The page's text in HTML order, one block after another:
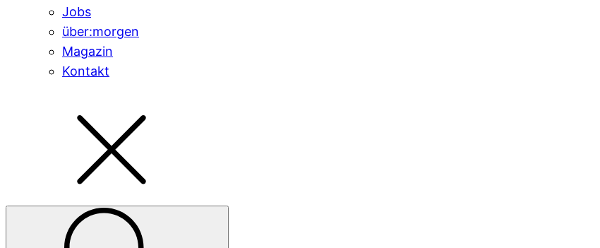
Jobs
über:morgen
Magazin
Kontakt